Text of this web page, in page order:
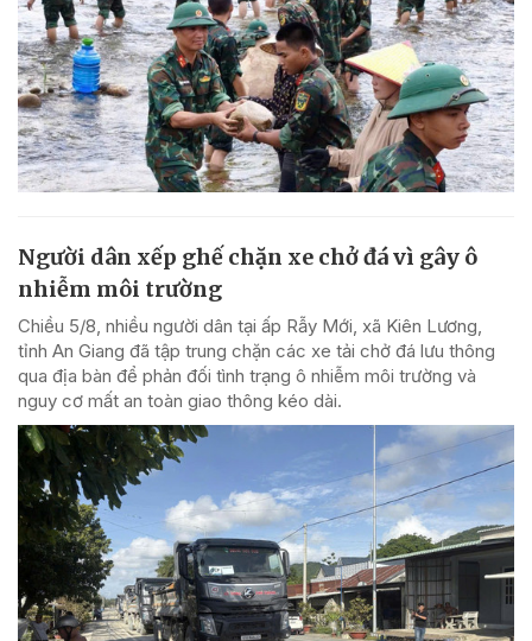
Người dân xếp ghế chặn xe chở đá vì gây ô
nhiễm môi trường
Chiều 5/8, nhiều người dân tại ấp Rẫy Mới, xã Kiên Lương,
tỉnh An Giang đã tập trung chặn các xe tải chở đá lưu thông
qua địa bàn để phản đối tình trạng ô nhiễm môi trường và
nguy cơ mất an toàn giao thông kéo dài.